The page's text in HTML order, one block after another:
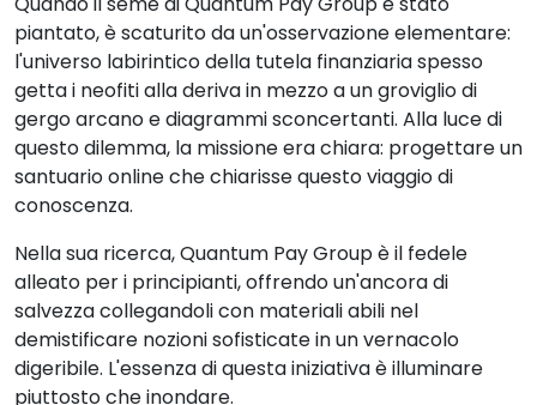
piantato, è scaturito da un'osservazione elementare:
l'universo labirintico della tutela finanziaria spesso
getta i neofiti alla deriva in mezzo a un groviglio di
gergo arcano e diagrammi sconcertanti. Alla luce di
questo dilemma, la missione era chiara: progettare un
santuario online che chiarisse questo viaggio di
conoscenza.
Nella sua ricerca, Quantum Pay Group è il fedele
alleato per i principianti, offrendo un'ancora di
salvezza collegandoli con materiali abili nel
demistificare nozioni sofisticate in un vernacolo
digeribile. L'essenza di questa iniziativa è illuminare
piuttosto che inondare.